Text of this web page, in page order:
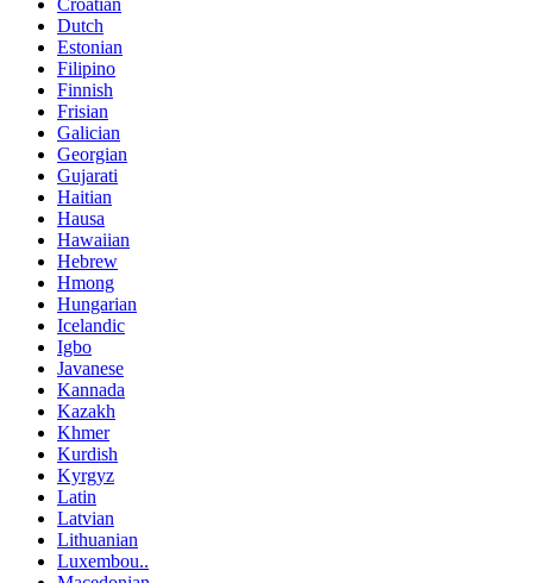
Croatian
Dutch
Estonian
Filipino
Finnish
Frisian
Galician
Georgian
Gujarati
Haitian
Hausa
Hawaiian
Hebrew
Hmong
Hungarian
Icelandic
Igbo
Javanese
Kannada
Kazakh
Khmer
Kurdish
Kyrgyz
Latin
Latvian
Lithuanian
Luxembou..